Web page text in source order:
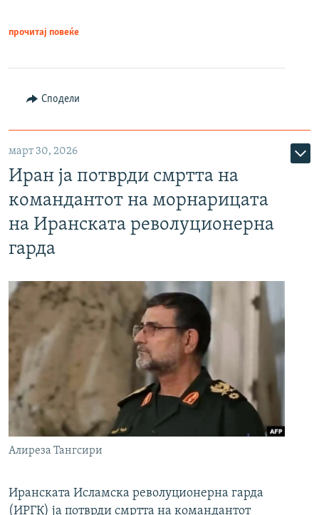
прочитај повеќе
Сподели
март 30, 2026
Иран ја потврди смртта на
командантот на морнарицата
на Иранската револуционерна
гарда
Алиреза Тангсири
Иранската Исламска револуционерна гарда
(ИРГК) ја потврди смртта на командантот